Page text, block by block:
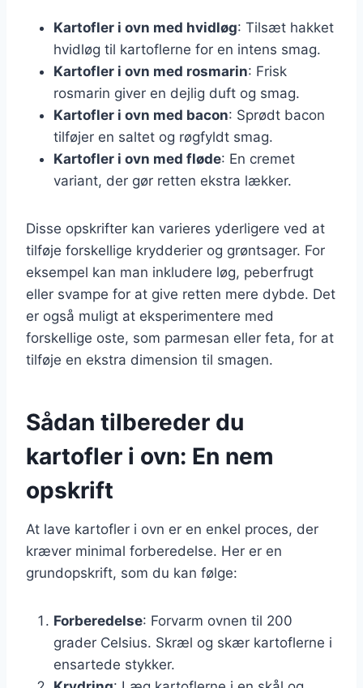
Kartofler i ovn med hvidløg: Tilsæt hakket
hvidløg til kartoflerne for en intens smag.
Kartofler i ovn med rosmarin: Frisk
rosmarin giver en dejlig duft og smag.
Kartofler i ovn med bacon: Sprødt bacon
tilføjer en saltet og røgfyldt smag.
Kartofler i ovn med fløde: En cremet
variant, der gør retten ekstra lækker.
Disse opskrifter kan varieres yderligere ved at
tilføje forskellige krydderier og grøntsager. For
eksempel kan man inkludere løg, peberfrugt
eller svampe for at give retten mere dybde. Det
er også muligt at eksperimentere med
forskellige oste, som parmesan eller feta, for at
tilføje en ekstra dimension til smagen.
Sådan tilbereder du
kartofler i ovn: En nem
opskrift
At lave kartofler i ovn er en enkel proces, der
kræver minimal forberedelse. Her er en
grundopskrift, som du kan følge:
Forberedelse: Forvarm ovnen til 200
grader Celsius. Skræl og skær kartoflerne i
ensartede stykker.